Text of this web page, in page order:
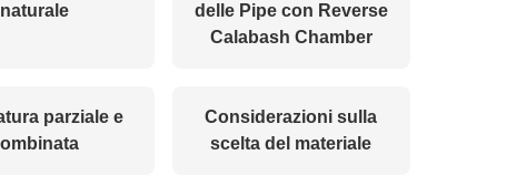
naturale
delle Pipe con Reverse
Calabash Chamber
parziale e
Considerazioni sulla
scelta del materiale